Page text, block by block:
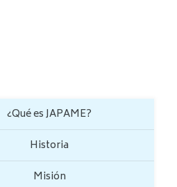
¿Qué es JAPAME?
Historia
Misión